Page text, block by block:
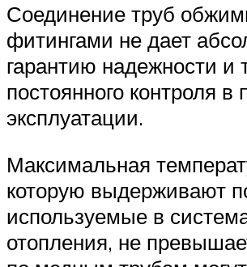
Соединение труб
фитингами не дает
гарантию надежности и
постоянного контроля в
эксплуатации.
Максимальная
которую выдерживают
используемые в
отопления, не